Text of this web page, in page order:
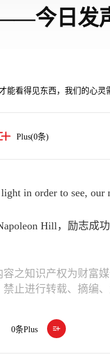
今日发
能看得见东西，我们的心灵
Plus(0条)
light in order to see,
Hill，励志成功
之知识产权为财富
止进行转载、摘编
0条Plus